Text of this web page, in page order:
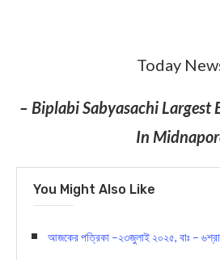
Today
– Biplabi Sabyasachi Largest
In
You Might Also Like
আজকের পত্রিকা –২৩জুলাই ২০২৫, বাঃ –